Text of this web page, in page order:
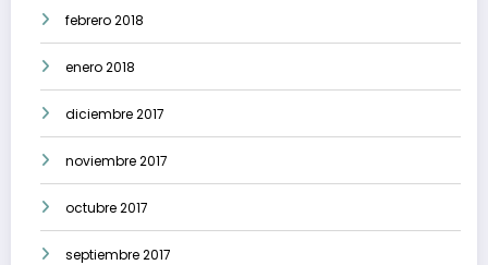
febrero 2018
enero 2018
diciembre 2017
noviembre 2017
octubre 2017
septiembre 2017